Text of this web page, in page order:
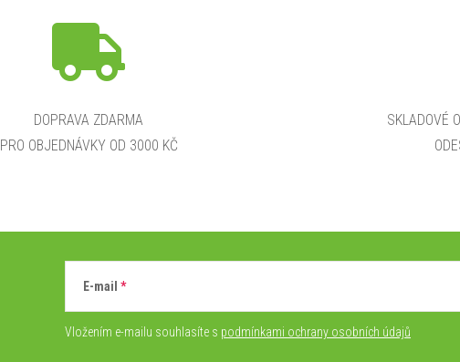
DOPRAVA ZDARMA
PRO OBJEDNÁVKY OD 3000 KČ
SKLADOVÉ
E-mail
Vložením e-mailu souhlasíte s podmínkami ochrany osobních údajů